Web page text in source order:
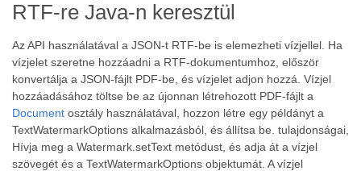
RTF-re Java-n keresztül
Az API használatával a JSON-t RTF-be is elemezheti vízjellel. Ha
vízjelet szeretne hozzáadni a RTF-dokumentumhoz, először
konvertálja a JSON-fájlt PDF-be, és vízjelet adjon hozzá. Vízjel
hozzáadásához töltse be az újonnan létrehozott PDF-fájlt a
Document osztály használatával, hozzon létre egy példányt a
TextWatermarkOptions alkalmazásból, és állítsa be. tulajdonságai,
Hívja meg a Watermark.setText metódust, és adja át a vízjel
szövegét és a TextWatermarkOptions objektumát. A vízjel